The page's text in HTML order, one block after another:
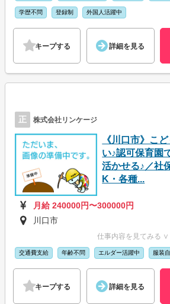
学歴不問 登録制 外国人活躍中
キープする 詳細を見る
正 株式会社リンケージ
《川口市》こ
い♪認可保育園
活かせる♪／社
K・各種...
月給 240000円〜300000円
川口市
仕事内容を見てみる ∨
交通費支給 年齢不問 エルダー活躍中 服装
キープする 詳細を見る